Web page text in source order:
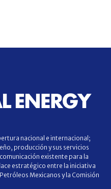
nacional e internacional;
producción y sus servicios
existente para la
estratégico entre la iniciativa
Mexicanos y la Comisión